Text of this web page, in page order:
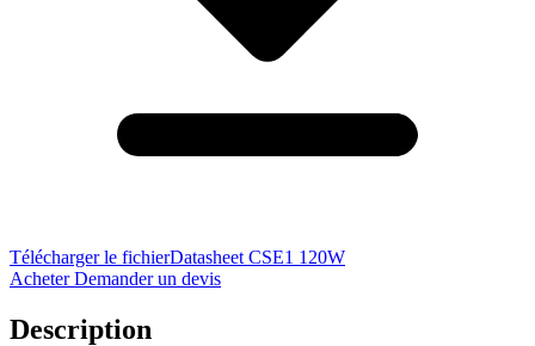
Télécharger le fichierDatasheet CSE1 120W
Acheter Demander un devis
Description